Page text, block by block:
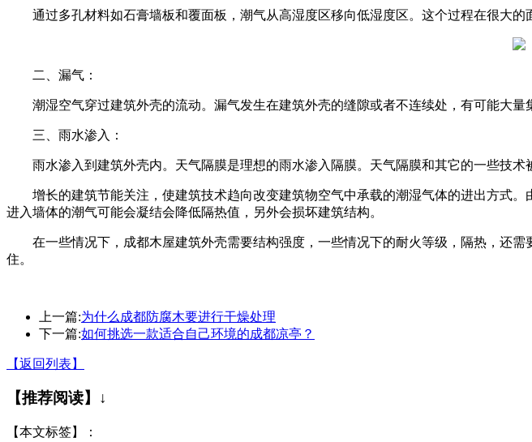
通过多孔材料如石膏墙板和覆面板，潮气从高湿度区移向低湿度区。这个过程在很大
二、漏气：
潮湿空气穿过建筑外壳的流动。漏气发生在建筑外壳的缝隙或者不连续处，有可能大
三、雨水渗入：
雨水渗入到建筑外壳内。天气隔膜是理想的雨水渗入隔膜。天气隔膜和其它的一些技术
增长的建筑节能关注，使建筑技术趋向改变建筑物空气中承载的潮湿气体的进出方式
进入墙体的潮气可能会凝结会降低隔热值，另外会损坏建筑结构。
在一些情况下，成都木屋建筑外壳需要结构强度，一些情况下的耐火等级，隔热，还
住。
上一篇:为什么成都防腐木要进行干燥处理
下一篇:如何挑选一款适合自己环境的成都凉亭？
【返回列表】
【推荐阅读】↓
【本文标签】：